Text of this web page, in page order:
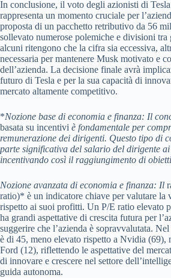
In conclusione, il voto degli azionisti di
rappresenta un momento cruciale per
proposta di un pacchetto retributivo da 56
sollevato numerose polemiche e divisioni
alcuni ritengono che la cifra sia eccessiva,
necessaria per mantenere Musk motivato e
dell’azienda. La decisione finale avrà
futuro di Tesla e per la sua capacità di
mercato altamente competitivo.
*Nozione base di economia e finanza: Il
basata su incentivi è fondamentale per
remunerazione dei dirigenti. Questo tipo di
parte significativa del salario del dirigente
incentivando così il raggiungimento di
Nozione avanzata di economia e finanza: Il
ratio)* è un indicatore chiave per valutare la
rispetto ai suoi profitti. Un P/E ratio elevato
ha grandi aspettative di crescita futura per
suggerire che l’azienda è sopravvalutata.
è di 45, meno elevato rispetto a Nvidia (69),
Ford (12), riflettendo le aspettative del
di innovare e crescere nel settore
guida autonoma.